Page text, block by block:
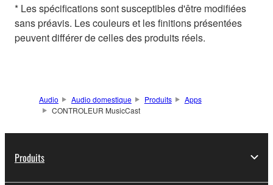
* Les spécifications sont susceptibles d'être modifiées
sans préavis. Les couleurs et les finitions présentées
peuvent différer de celles des produits réels.
Audio Audio domestique Produits
Apps
CONTROLEUR MusicCast
Produits